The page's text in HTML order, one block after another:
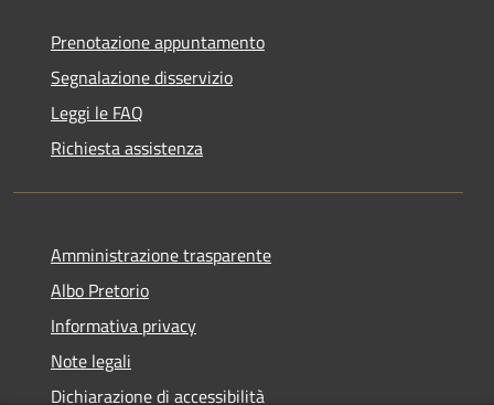
Prenotazione appuntamento
Segnalazione disservizio
Leggi le FAQ
Richiesta assistenza
Amministrazione trasparente
Albo Pretorio
Informativa privacy
Note legali
Dichiarazione di accessibilità